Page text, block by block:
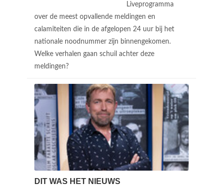
Liveprogramma
over de meest opvallende meldingen en
calamiteiten die in de afgelopen 24 uur bij het
nationale noodnummer zijn binnengekomen.
Welke verhalen gaan schuil achter deze
meldingen?
DIT WAS HET NIEUWS